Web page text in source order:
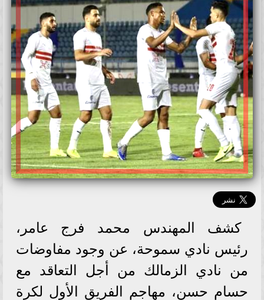
كشف المهندس محمد فرج عامر،
رئيس نادي سموحة، عن وجود مفاوضات
من نادي الزمالك من أجل التعاقد مع
حسام حسن، مهاجم الفريق الأول لكرة